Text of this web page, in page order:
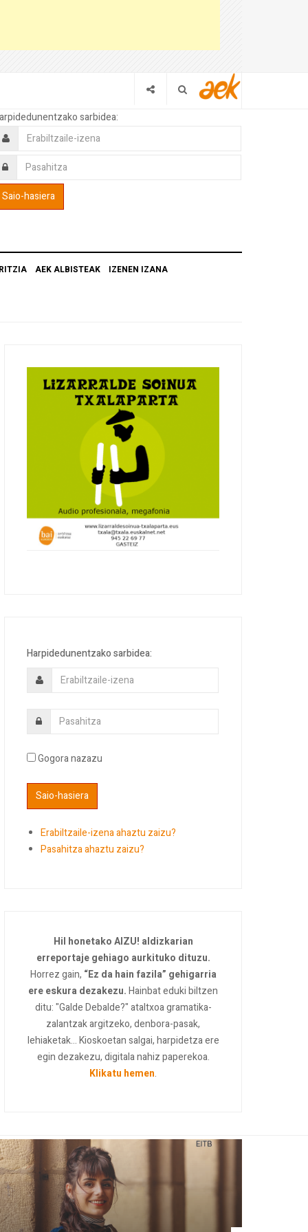
sarbidea:
AEK ALBISTEAK IZENEN IZANA
Harpidedunentzako sarbidea:
Gogora nazazu
Erabiltzaile-izena ahaztu zaizu?
Pasahitza ahaztu zaizu?
Hil honetako AIZU! aldizkarian
erreportaje gehiago aurkituko dituzu.
Horrez gain, “Ez da hain fazila” gehigarria
ere eskura dezakezu.Hainbat eduki biltzen
ditu: "Galde Debalde?" ataltxoa gramatika-
zalantzak argitzeko, denbora-pasak,
lehiaketak... Kioskoetan salgai, harpidetza ere
egin dezakezu, digitala nahiz paperekoa.
Klikatu hemen.